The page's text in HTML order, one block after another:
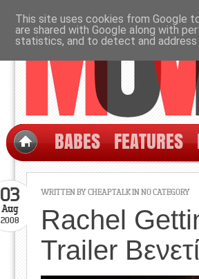
BABES FEATURES
WRITTEN BY CHEAPTALK IN NO CATEGORY
03
Aug
2008
Rachel
Trailer
This site uses cookies from Google
are shared with Google along with
statistics, and to detect and address